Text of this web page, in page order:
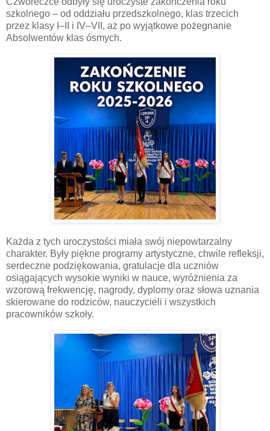
szkolnego – od oddziału przedszkolnego, klas trzecich
przez klasy I–II i IV–VII, aż po wyjątkowe pożegnanie
Absolwentów klas ósmych.
Każda z tych uroczystości miała swój niepowtarzalny
charakter. Były piękne programy artystyczne, chwile refleksji,
serdeczne podziękowania, gratulacje dla uczniów
osiągających wysokie wyniki w nauce, wyróżnienia za
wzorową frekwencję, nagrody, dyplomy oraz słowa uznania
skierowane do rodziców, nauczycieli i wszystkich
pracowników szkoły.